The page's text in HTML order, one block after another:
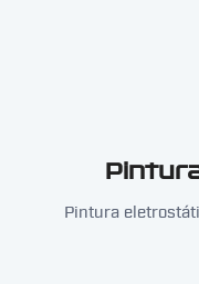
Pintura